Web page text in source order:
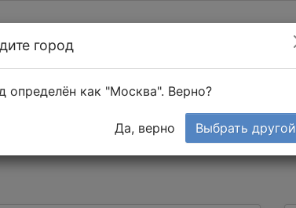
Тендеры
город
определён как "Москва". Верно?
Да, верно Выбрать другой